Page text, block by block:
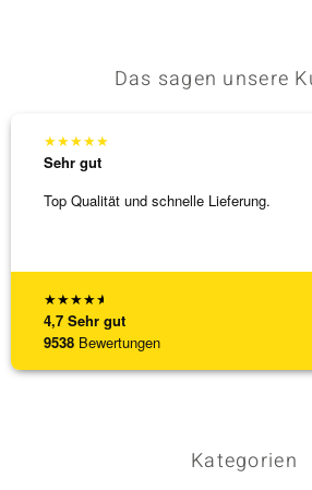
Das sagen unsere
★★★★★
4,7 Sehr gut
9538 Bewertungen
★★★★★
Sehr gut
Top Qualität und schnelle Lieferung.
Kategorien